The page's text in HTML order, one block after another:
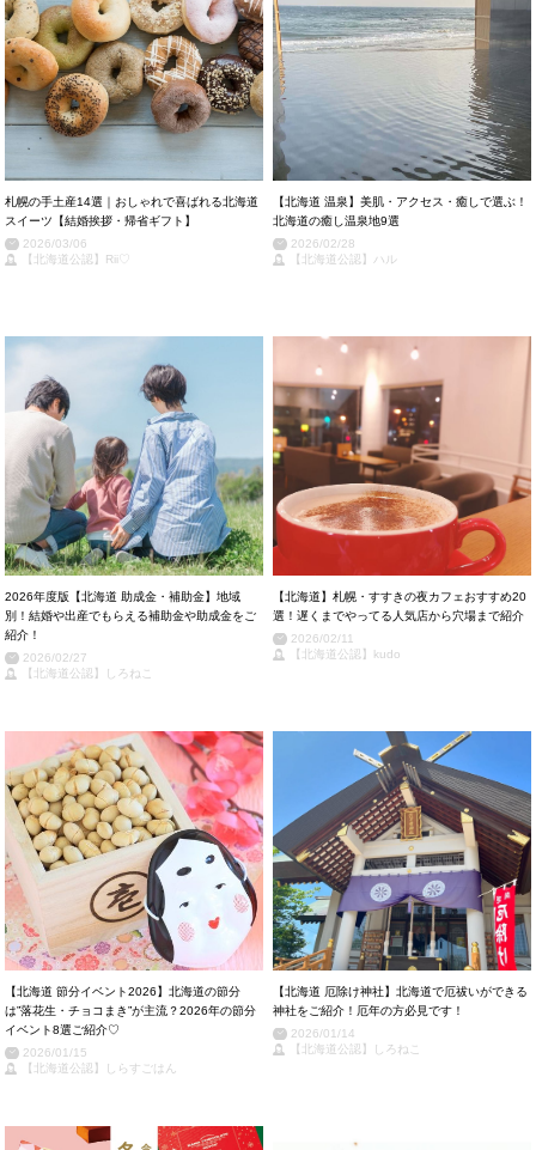
札幌の手土産14選｜おしゃれで喜ばれる北海道
スイーツ【結婚挨拶・帰省ギフト】
2026/03/06
【北海道公認】Rii♡
【北海道 温泉】美肌・アクセス・癒しで選ぶ！
北海道の癒し温泉地9選
2026/02/28
【北海道公認】ハル
2026年度版【北海道 助成金・補助金】地域
別！結婚や出産でもらえる補助金や助成金をご
紹介！
2026/02/27
【北海道公認】しろねこ
【北海道】札幌・すすきの夜カフェおすすめ20
選！遅くまでやってる人気店から穴場まで紹介
2026/02/11
【北海道公認】kudo
【北海道 節分イベント2026】北海道の節分
は”落花生・チョコまき”が主流？2026年の節分
イベント8選ご紹介♡
2026/01/15
【北海道公認】しらすごはん
【北海道 厄除け神社】北海道で厄祓いができる
神社をご紹介！厄年の方必見です！
2026/01/14
【北海道公認】しろねこ